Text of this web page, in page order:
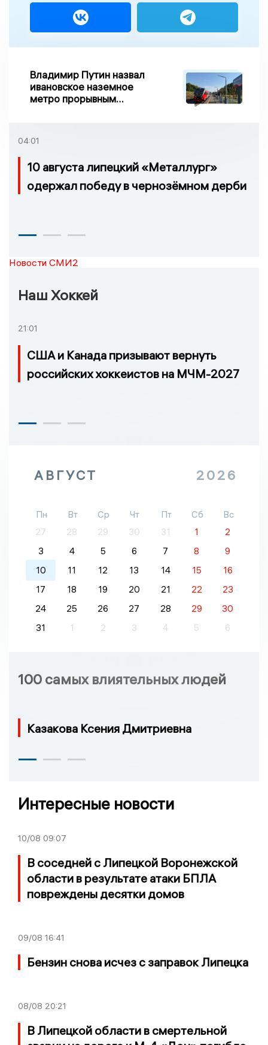
Владимир Путин назвал
ивановское наземное
метро прорывным
04:01
10 августа липецкий «Металлург»
одержал победу в чернозёмном дерби
Новости СМИ2
Наш Хоккей
21:01
США и Канада призывают вернуть
российских хоккеистов на МЧМ-2027
АВГУСТ 2026
Пн Вт Ср Чт Пт Сб
Вс
27
28 29 30 31 1
2
3
4 5 6 7 8
9
10
11 12 13 14 15
16
17
18 19 20 21 22
23
24
25 26 27 28 29
30
31
1 2 3 4 5 6
100 самых влиятельных людей
Казакова Ксения Дмитриевна
Интересные новости
10/08 09:07
В соседней с Липецкой Воронежской
области в результате атаки БПЛА
повреждены десятки домов
09/08 16:41
Бензин снова исчез с заправок Липецка
08/08 20:21
В Липецкой области в смертельной